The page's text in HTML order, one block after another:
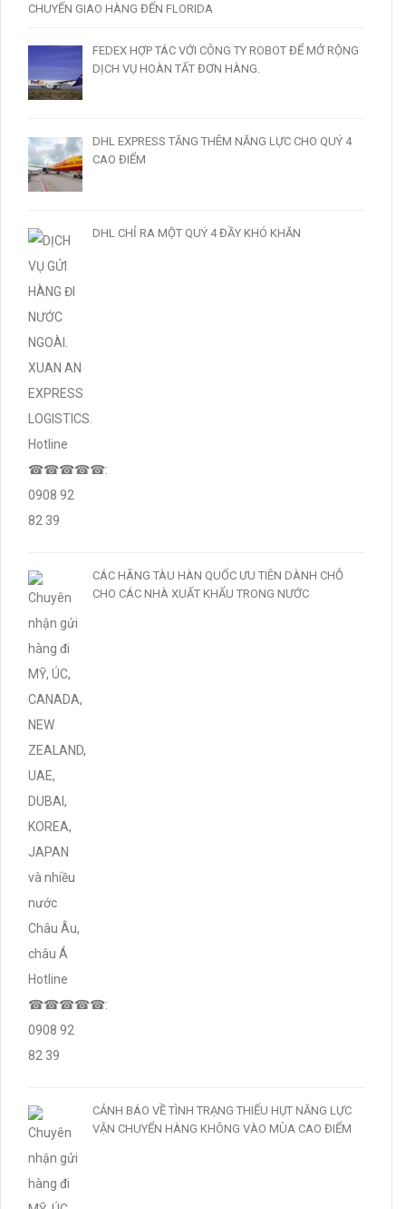
CHUYẾN GIAO HÀNG ĐẾN FLORIDA
FEDEX HỢP TÁC VỚI CÔNG TY ROBOT ĐỂ MỞ RỘNG
DỊCH VỤ HOÀN TẤT ĐƠN HÀNG.
DHL EXPRESS TĂNG THÊM NĂNG LỰC CHO QUÝ 4
CAO ĐIỂM
DHL CHỈ RA MỘT QUÝ 4 ĐẦY KHÓ KHĂN
CÁC HÃNG TÀU HÀN QUỐC ƯU TIÊN DÀNH CHỖ
CHO CÁC NHÀ XUẤT KHẨU TRONG NƯỚC
CẢNH BÁO VỀ TÌNH TRẠNG THIẾU HỤT NĂNG LỰC
VẬN CHUYỂN HÀNG KHÔNG VÀO MÙA CAO ĐIỂM